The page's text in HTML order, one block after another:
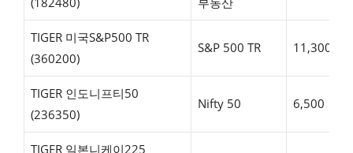
TIGER 미국S&P500 TR
(360200)
S&P 500 TR 11,300
TIGER 인도니프티50
(236350)
Nifty 50 6,500
TIGER 일본니케이225